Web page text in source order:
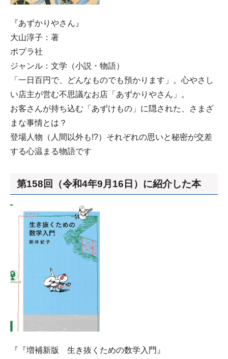
『あずかりやさん』
大山淳子：著
ポプラ社
ジャンル：文学（小説・物語）
「一日百円で、どんなものでも預かります」。心やさし
い店主が営む不思議なお店「あずかりやさん」。
お客さんが持ち込む「あずけもの」に隠された、さまざ
まな事情とは？
登場人物（人間以外も!?）それぞれの思いと秘密が交差
する心温まる物語です
第158回（令和4年9月16日）に紹介した本
『『増補新版 生き抜くための数学入門』